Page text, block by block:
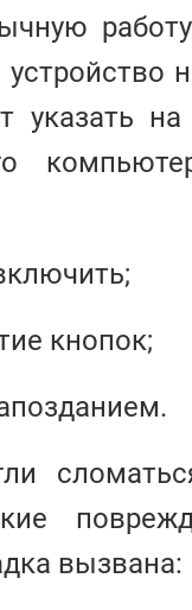
на
кнопок;
вызвана: